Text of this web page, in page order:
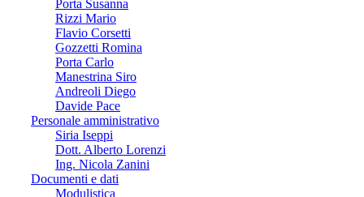
Porta Susanna
Rizzi Mario
Flavio Corsetti
Gozzetti Romina
Porta Carlo
Manestrina Siro
Andreoli Diego
Davide Pace
Personale amministrativo
Siria Iseppi
Dott. Alberto Lorenzi
Ing. Nicola Zanini
Documenti e dati
Modulistica